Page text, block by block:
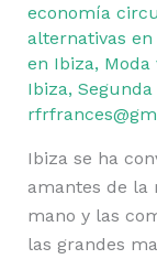
economía
alternativas en
en Ibiza, Moda
Ibiza,
Ibiza se ha
amantes de la
mano y las
las grandes